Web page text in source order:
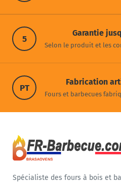
5
Garantie
Selon le produit et les
PT
Fabrication
Fours et barbecues
Spécialiste des fours à bois et